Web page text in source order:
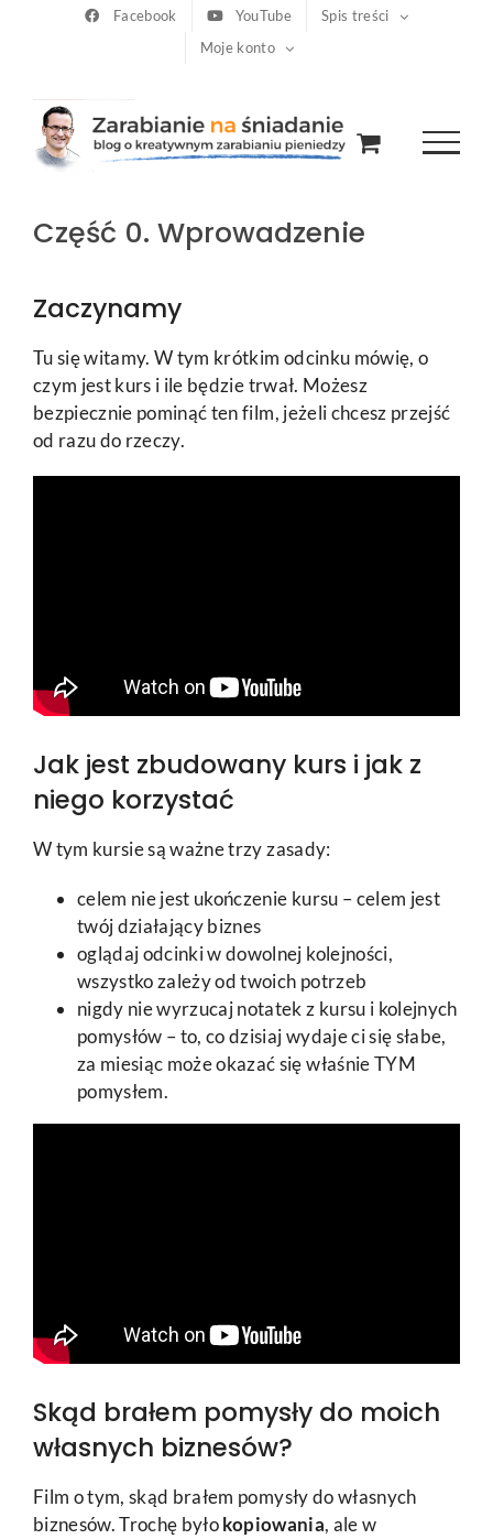
Facebook YouTube
Spis treści
Moje konto
Część 0. Wprowadzenie
Zaczynamy
Tu się witamy. W tym krótkim odcinku mówię, o
czym jest kurs i ile będzie trwał. Możesz
bezpiecznie pominąć ten film, jeżeli chcesz przejść
od razu do rzeczy.
Jak jest zbudowany kurs i jak z
niego korzystać
W tym kursie są ważne trzy zasady:
celem nie jest ukończenie kursu – celem jest
twój działający biznes
oglądaj odcinki w dowolnej kolejności,
wszystko zależy od twoich potrzeb
nigdy nie wyrzucaj notatek z kursu i kolejnych
pomysłów – to, co dzisiaj wydaje ci się słabe,
za miesiąc może okazać się właśnie TYM
pomysłem.
Skąd brałem pomysły do moich
własnych biznesów?
Film o tym, skąd brałem pomysły do własnych
biznesów. Trochę byłokopiowania, ale w